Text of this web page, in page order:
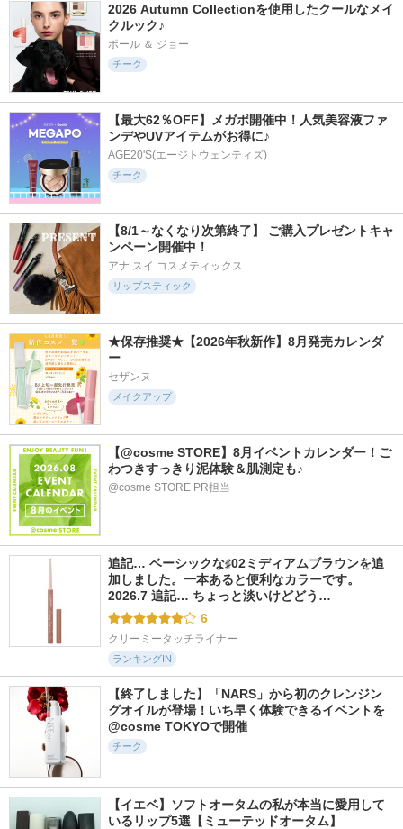
2026 Autumn Collectionを使用したクールなメイ
クルック♪
ポール ＆ ジョー
チーク
【最大62％OFF】メガポ開催中！人気美容液ファ
ンデやUVアイテムがお得に♪
AGE20'S(エージトウェンティズ)
チーク
【8/1～なくなり次第終了】 ご購入プレゼントキャ
ンペーン開催中！
アナ スイ コスメティックス
リップスティック
★保存推奨★【2026年秋新作】8月発売カレンダ
ー
セザンヌ
メイクアップ
【@cosme STORE】8月イベントカレンダー！ご
わつきすっきり泥体験＆肌測定も♪
@cosme STORE PR担当
追記… ベーシックな♯02ミディアムブラウンを追
加しました。一本あると便利なカラーです。
2026.7 追記… ちょっと淡いけどどう…
6
クリーミータッチライナー
ランキングIN
【終了しました】「NARS」から初のクレンジン
グオイルが登場！いち早く体験できるイベントを
@cosme TOKYOで開催
チーク
【イエベ】ソフトオータムの私が本当に愛用して
いるリップ5選【ミューテッドオータム】